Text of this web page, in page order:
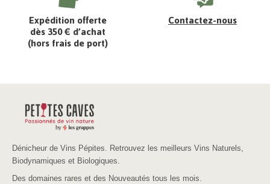
Expédition offerte
dès 350 € d’achat
(hors frais de port)
Contactez-nous
Dénicheur de Vins Pépites. Retrouvez les meilleurs Vins Naturels,
Biodynamiques et Biologiques.
Des domaines rares et des Nouveautés tous les mois.